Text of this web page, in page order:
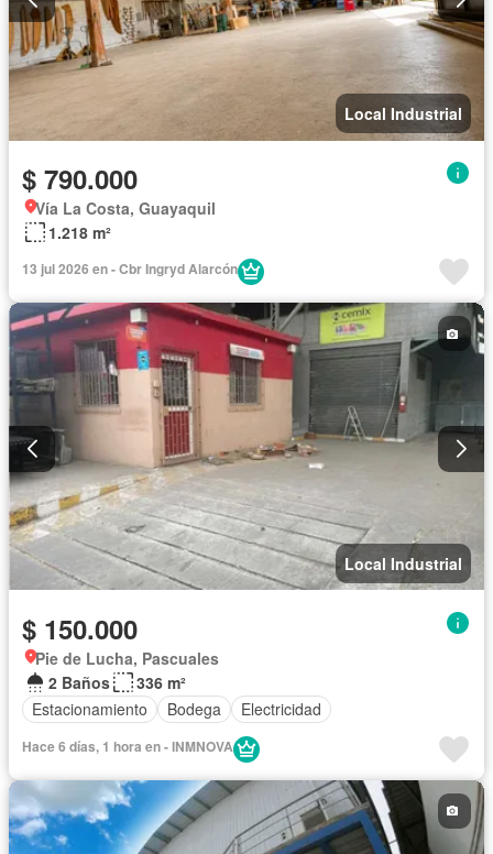
Local Industrial
$ 790.000
Vía La Costa, Guayaquil
1.218 m²
13 jul 2026 en - Cbr Ingryd Alarcón
Local Industrial
$ 150.000
Pie de Lucha, Pascuales
2 Baños
336 m²
Estacionamiento
Bodega Electricidad
Hace 6 días, 1 hora en - INMNOVA